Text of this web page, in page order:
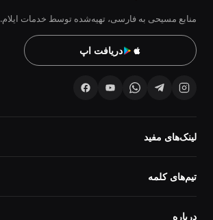
منابع مسیحی به فارسی، تهیه‌شده توسط خدمات ایلام.
دریافت اپ
لینک‌های مفید
تیم‌های کلمه
درباره